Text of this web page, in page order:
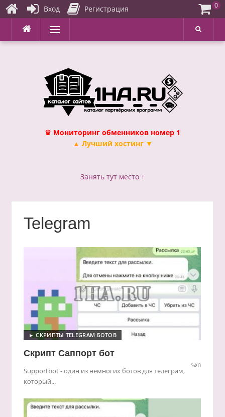
Перейти
содержимому
Меню
♛ Мониторинг обменников номер 1
▲ Лучший хостинг ▼
Занять тут место ↑
Telegram
► СКРИПТЫ TELEGRAM БОТОВ
Скрипт Саппорт бот
0
Supportbot - один из немногих ботов для телеграм,
который...
Вход Регистрация 0